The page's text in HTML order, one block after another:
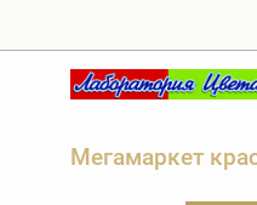
Мегамаркет